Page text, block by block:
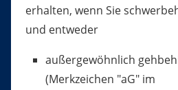
erhalten, wenn Sie
und entweder
außergewöhnlich
(Merkzeichen "aG" im